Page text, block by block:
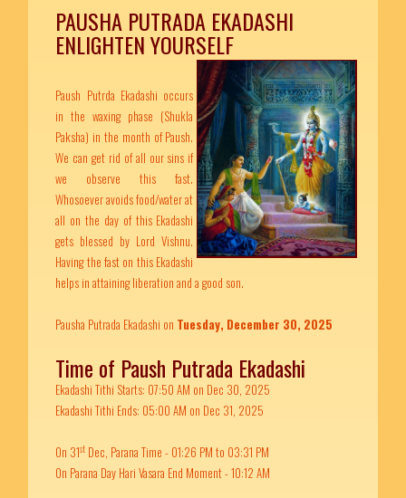
PAUSHA PUTRADA EKADASHI
ENLIGHTEN YOURSELF
Paush Putrda Ekadashi occurs
in the waxing phase (Shukla
Paksha) in the month of Paush.
We can get rid of all our sins if
we observe this fast.
Whosoever avoids food/water at
all on the day of this Ekadashi
gets blessed by Lord Vishnu.
Having the fast on this Ekadashi
helps in attaining liberation and a good son.
Pausha Putrada Ekadashi on Tuesday, December 30, 2025
Time of Paush Putrada Ekadashi
Ekadashi Tithi Starts: 07:50 AM on Dec 30, 2025
Ekadashi Tithi Ends: 05:00 AM on Dec 31, 2025
On 31st Dec, Parana Time - 01:26 PM to 03:31 PM
On Parana Day Hari Vasara End Moment - 10:12 AM